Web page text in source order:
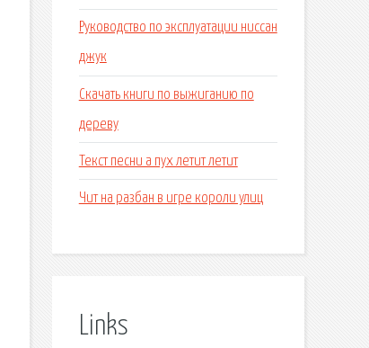
Руководство по эксплуатации ниссан
джук
Скачать книги по выжиганию по
дереву
Текст песни а пух летит летит
Чит на разбан в игре короли улиц
Links